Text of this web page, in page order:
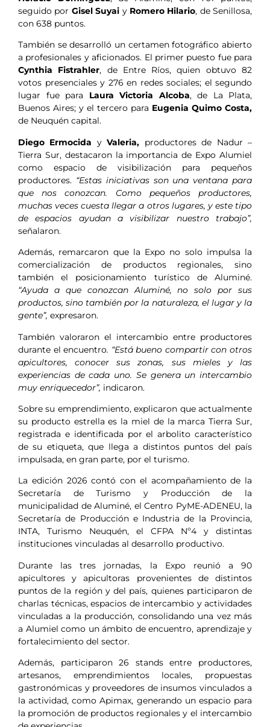
seguido por Gisel Suyai yRomero Hilario, de Senillosa,
con 638 puntos.
También se desarrolló un certamen fotográfico abierto
a profesionales y aficionados. El primer puesto fue para
Cynthia Fistrahler, de Entre Ríos, quien obtuvo 82
votos presenciales y 276 en redes sociales; el segundo
lugar fue para Laura Victoria Alcoba, de La Plata,
Buenos Aires; y el tercero para Eugenia Quimo Costa,
de Neuquén capital.
Diego Ermocida yValeria, productores de Nadur –
Tierra Sur, destacaron la importancia de Expo Alumiel
como espacio de visibilización para pequeños
productores. “Estas iniciativas son una ventana para
que nos conozcan. Como pequeños productores,
muchas veces cuesta llegar a otros lugares, y este tipo
de espacios ayudan a visibilizar nuestro trabajo”,
señalaron.
Además, remarcaron que la Expo no solo impulsa la
comercialización de productos regionales, sino
también el posicionamiento turístico de Aluminé.
“Ayuda a que conozcan Aluminé, no solo por sus
productos, sino también por la naturaleza, el lugar y la
gente”, expresaron.
También valoraron el intercambio entre productores
durante el encuentro. “Está bueno compartir con otros
apicultores, conocer sus zonas, sus mieles y las
experiencias de cada uno. Se genera un intercambio
muy enriquecedor”, indicaron.
Sobre su emprendimiento, explicaron que actualmente
su producto estrella es la miel de la marca Tierra Sur,
registrada e identificada por el arbolito característico
de su etiqueta, que llega a distintos puntos del país
impulsada, en gran parte, por el turismo.
La edición 2026 contó con el acompañamiento de la
Secretaría de Turismo y Producción de la
municipalidad de Aluminé, el Centro PyME-ADENEU, la
Secretaría de Producción e Industria de la Provincia,
INTA, Turismo Neuquén, el CFPA Nº4 y distintas
instituciones vinculadas al desarrollo productivo.
Durante las tres jornadas, la Expo reunió a 90
apicultores y apicultoras provenientes de distintos
puntos de la región y del país, quienes participaron de
charlas técnicas, espacios de intercambio y actividades
vinculadas a la producción, consolidando una vez más
a Alumiel como un ámbito de encuentro, aprendizaje y
fortalecimiento del sector.
Además, participaron 26 stands entre productores,
artesanos, emprendimientos locales, propuestas
gastronómicas y proveedores de insumos vinculados a
la actividad, como Apimax, generando un espacio para
la promoción de productos regionales y el intercambio